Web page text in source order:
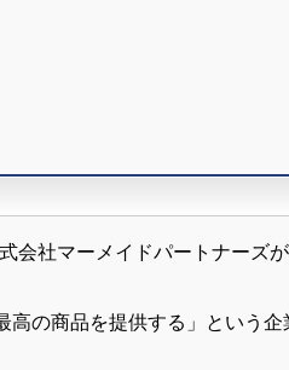
社マーメイドパートナーズ
の商品を提供する」という